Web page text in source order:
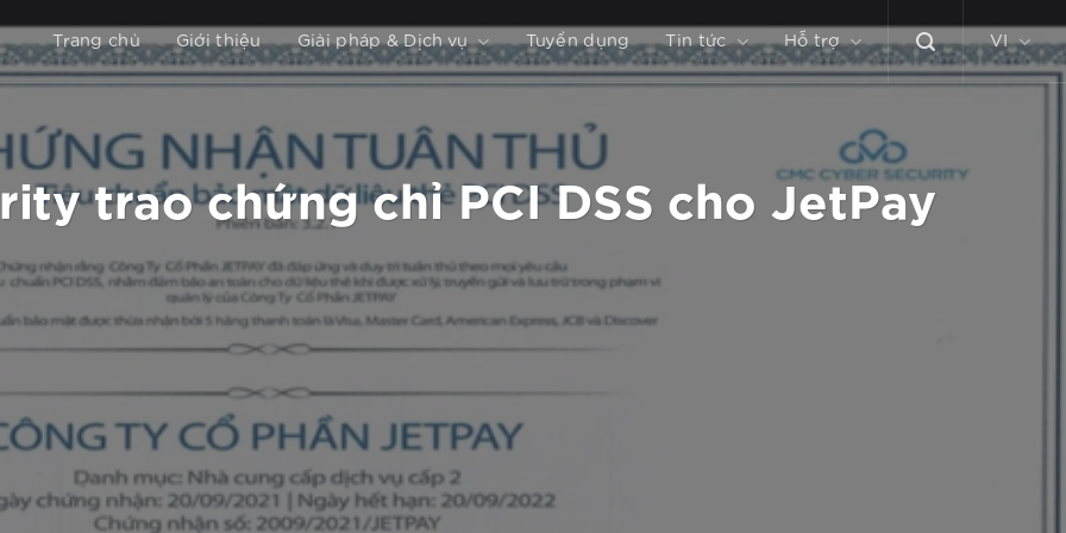
Trang chủ Giới thiệu Giải pháp & Dịch vụ Tuyển dụng Tin tức Hỗ trợ VI
trao chứng chỉ PCI DSS cho JetPay